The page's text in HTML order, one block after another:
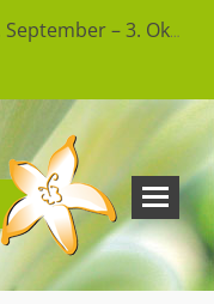
Herbstwoche 28. September – 3. Oktober
App
Hitzeresistente Pflanzen für unsere Gärten
Virtueller Rundgang in der Erlebnisgärtnerei
So bleibt Ihr grünes Paradies gesund und schön